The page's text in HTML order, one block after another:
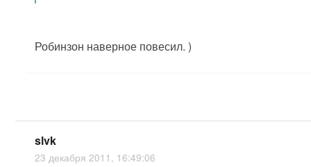
Робинзон наверное повесил. )
slvk
23 декабря 2011, 16:49:06